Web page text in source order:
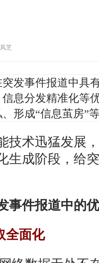
芝
发事件报道中具
息分发精准化等
形成“信息茧房”
术迅猛发展，
生成阶段，给
件报道中的
面化